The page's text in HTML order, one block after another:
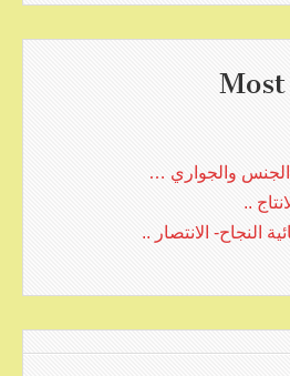
والجواري …
..
النجاح- الانتصار ..